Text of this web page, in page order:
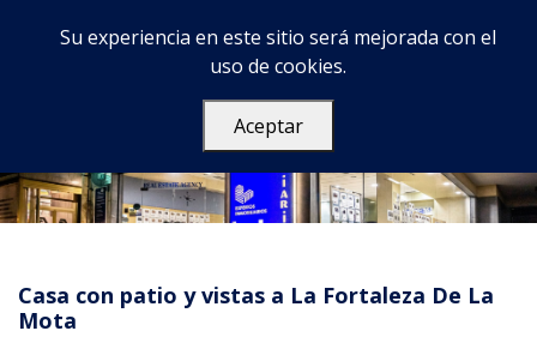
Casa con patio y vistas a La Fortaleza De La
Mota
Su experiencia en este sitio será mejorada con el
uso de cookies.
Aceptar